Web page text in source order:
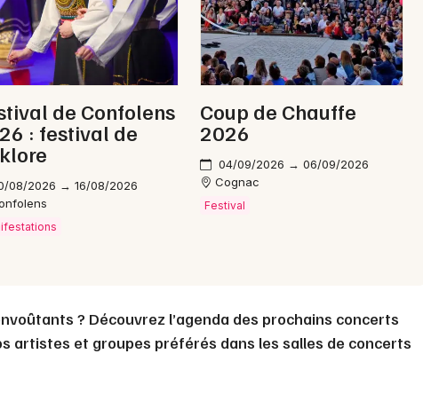
Mon email
de Confolens
: festival de
08/2026 → 16/08/2026
Coup de Chauffe
2026
04/09/2026 → 06/09/2026
Cognac
Festival
? Découvrez l’agenda des prochains concerts
artistes et groupes préférés dans les salles de concerts